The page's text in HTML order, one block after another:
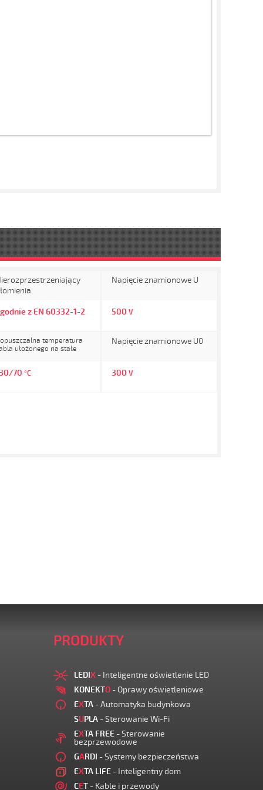
z EN 60332-1-2
Napięcie znamionowe U
500 V
temperatura
ułożonego na stałe
70 °C
Napięcie znamionowe U0
300 V
PRODUKTY
LEDIX - Inteligentne oświetlenie LED
KONEKTO - Oprawy oświetleniowe
EXTA - Automatyka budynkowa
SUPLA - Sterowanie Wi-Fi
EXTA FREE - Sterowanie
bezprzewodowe
GARDI - Systemy bezpieczeństwa
EXTA LIFE - Inteligentny dom
CET - Kable i przewody